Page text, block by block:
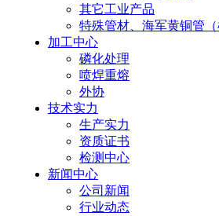
其它工业产品
特殊管材、海军黄铜管
加工中心
磷化处理
喷焊重熔
外协
技术实力
生产实力
资质证书
检测中心
新闻中心
公司新闻
行业动态